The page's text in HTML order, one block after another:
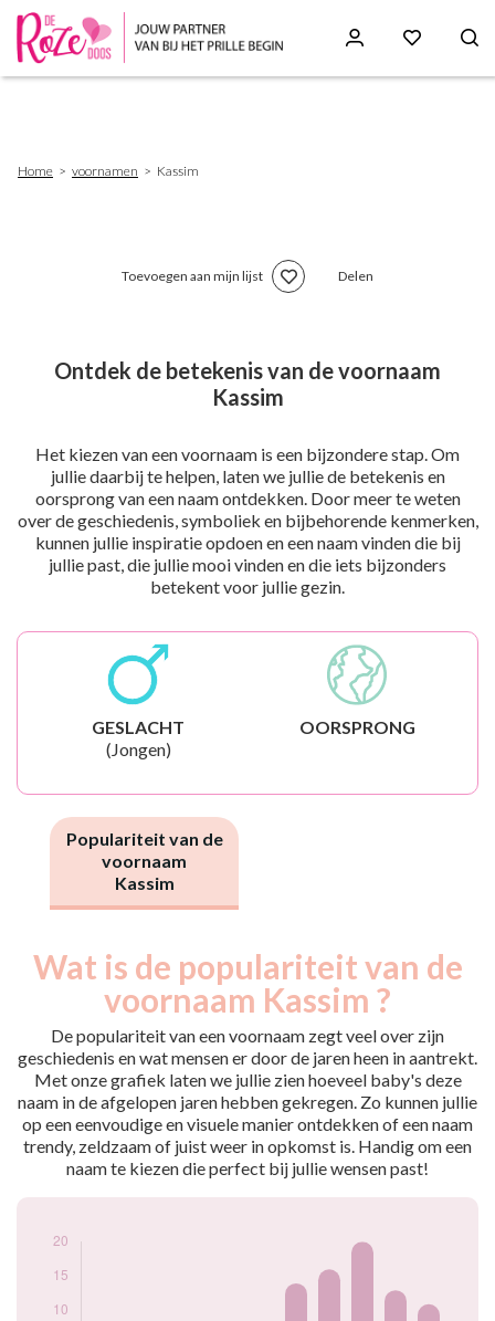
Home voornamen Kassim
Toevoegen aan mijn lijst Delen
Ontdek de betekenis van de voornaam
Kassim
Het kiezen van een voornaam is een bijzondere stap. Om
jullie daarbij te helpen, laten we jullie de betekenis en
oorsprong van een naam ontdekken. Door meer te weten
over de geschiedenis, symboliek en bijbehorende kenmerken,
kunnen jullie inspiratie opdoen en een naam vinden die bij
jullie past, die jullie mooi vinden en die iets bijzonders
betekent voor jullie gezin.
GESLACHT
(Jongen)
OORSPRONG
Populariteit van de
voornaam
Kassim
Wat is de populariteit van de
voornaam Kassim ?
De populariteit van een voornaam zegt veel over zijn
geschiedenis en wat mensen er door de jaren heen in aantrekt.
Met onze grafiek laten we jullie zien hoeveel baby's deze
naam in de afgelopen jaren hebben gekregen. Zo kunnen jullie
op een eenvoudige en visuele manier ontdekken of een naam
trendy, zeldzaam of juist weer in opkomst is. Handig om een
naam te kiezen die perfect bij jullie wensen past!
Popularité du
prénom Kassim par
Année
Nouveaux-
nés
2014
7
2015
6
2016
7
2018
7
2019
5
2020
14
16
2024